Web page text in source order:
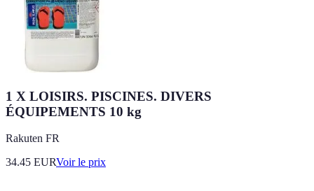
1 X LOISIRS. PISCINES. DIVERS
ÉQUIPEMENTS 10 kg
Rakuten FR
34.45 EURVoir le prix